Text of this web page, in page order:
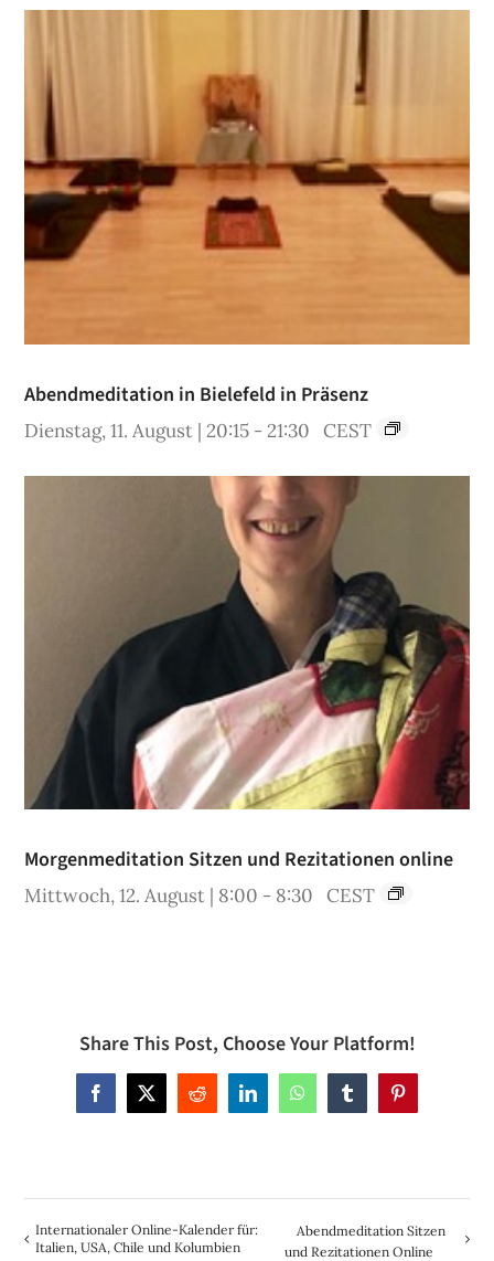
Abendmeditation in Bielefeld in Präsenz
Dienstag, 11. August | 20:15 -21:30 CEST
Morgenmeditation Sitzen und Rezitationen online
Mittwoch, 12. August | 8:00 - 8:30 CEST
Share This Post, Choose Your Platform!
Facebook
X Reddit LinkedInWhatsAppTumblrPinterest
Internationaler Online-Kalender für:
Italien, USA, Chile und Kolumbien
Abendmeditation Sitzen
und Rezitationen Online